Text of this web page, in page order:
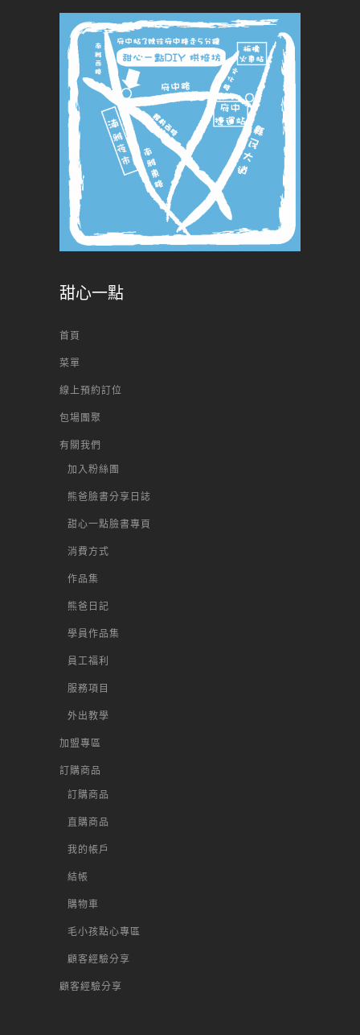
甜心一點
首頁
菜單
線上預約訂位
包場團聚
有關我們
加入粉絲團
熊爸臉書分享日誌
甜心一點臉書專頁
消費方式
作品集
熊爸日記
學員作品集
員工福利
服務項目
外出教學
加盟專區
訂購商品
訂購商品
直購商品
我的帳戶
結帳
購物車
毛小孩點心專區
顧客經驗分享
顧客經驗分享